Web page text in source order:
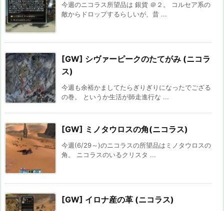
今週のニコラス所望品は 銀貨 ＠２。 コルセア系の
敵からドロップするらしいが、昔 ...
[GW] シヴァーピークのたてがみ (ニコラ
ス)
今週も余裕かましてたらぎりぎりになったでござる
の巻。 というか生活が師走進行な ...
[GW] ミノタウロスの角(ニコラス)
今週(6/29～)のニコラスの所望品はミノタウロスの
角。 ニコラスのいるクリスタ ...
[GW] イロナ産の革 (ニコラス)